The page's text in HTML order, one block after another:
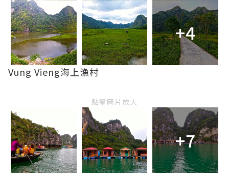
+4
Vung Vieng海上漁村
點擊圖片放大
+7